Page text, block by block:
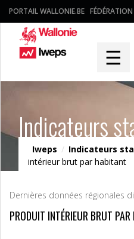
PORTAIL WALLONIE.BE
☰
Indicateurs
Iweps / Indicateurs
intérieur brut par habitant
Dernières données régionales
PRODUIT INTÉRIEUR BRUT